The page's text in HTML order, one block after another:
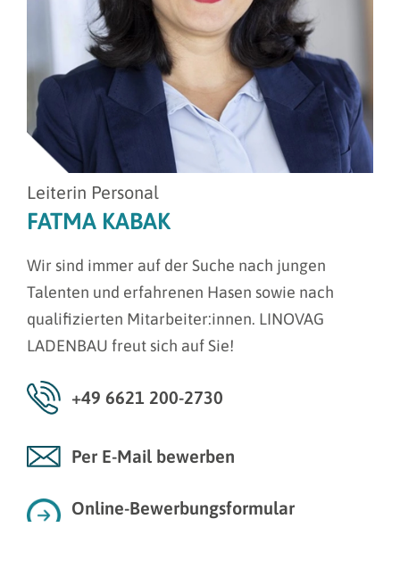
Leiterin Personal
FATMA KABAK
Wir sind immer auf der Suche nach jungen
Talenten und erfahrenen Hasen sowie nach
qualifizierten Mitarbeiter:innen. LINOVAG
LADENBAU freut sich auf Sie!
+49 6621 200-2730
Per E-Mail bewerben
Online-Bewerbungsformular